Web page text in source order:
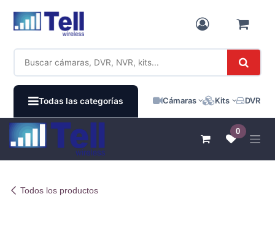
Todas las categorías Cámaras Kits DVR /
0
Todos los productos